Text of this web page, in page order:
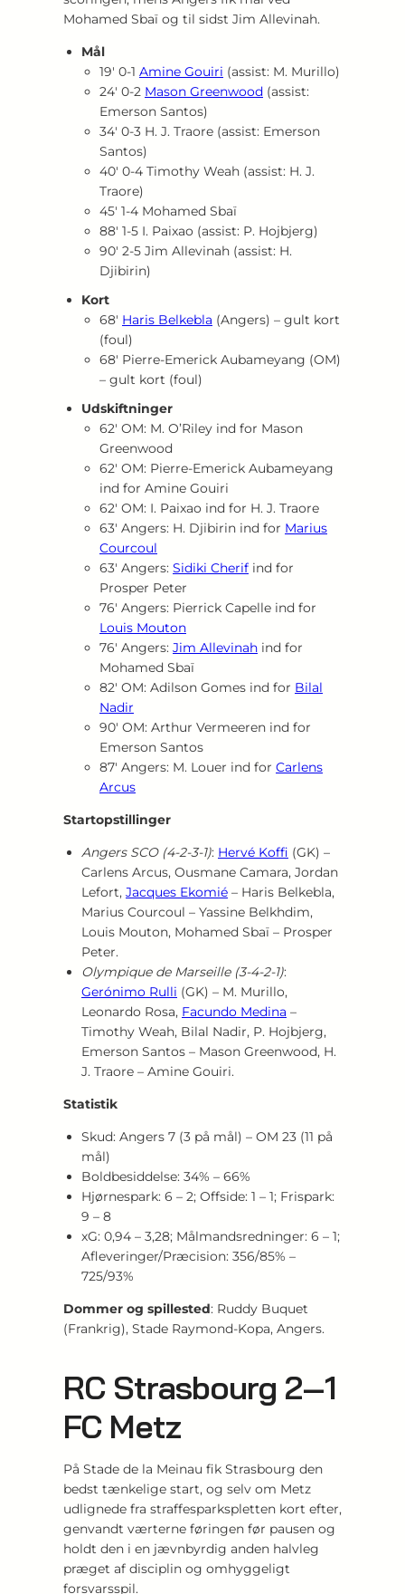
Mohamed Sbaï og til sidst Jim Allevinah.
Mål
19′ 0‑1 Amine Gouiri (assist: M. Murillo)
24′ 0‑2 Mason Greenwood (assist:
Emerson Santos)
34′ 0‑3 H. J. Traore (assist: Emerson
Santos)
40′ 0‑4 Timothy Weah (assist: H. J.
Traore)
45′ 1‑4 Mohamed Sbaï
88′ 1‑5 I. Paixao (assist: P. Hojbjerg)
90′ 2‑5 Jim Allevinah (assist: H.
Djibirin)
Kort
68′ Haris Belkebla (Angers) – gult kort
(foul)
68′ Pierre‑Emerick Aubameyang (OM)
– gult kort (foul)
Udskiftninger
62′ OM: M. O’Riley ind for Mason
Greenwood
62′ OM: Pierre‑Emerick Aubameyang
ind for Amine Gouiri
62′ OM: I. Paixao ind for H. J. Traore
63′ Angers: H. Djibirin ind for Marius
Courcoul
63′ Angers: Sidiki Cherif ind for
Prosper Peter
76′ Angers: Pierrick Capelle ind for
Louis Mouton
76′ Angers: Jim Allevinah ind for
Mohamed Sbaï
82′ OM: Adilson Gomes ind for Bilal
Nadir
90′ OM: Arthur Vermeeren ind for
Emerson Santos
87′ Angers: M. Louer ind for Carlens
Arcus
Startopstillinger
Angers SCO (4‑2‑3‑1): Hervé Koffi (GK) –
Carlens Arcus, Ousmane Camara, Jordan
Lefort, Jacques Ekomié – Haris Belkebla,
Marius Courcoul – Yassine Belkhdim,
Louis Mouton, Mohamed Sbaï – Prosper
Peter.
Olympique de Marseille (3‑4‑2‑1):
Gerónimo Rulli (GK) – M. Murillo,
Leonardo Rosa, Facundo Medina –
Timothy Weah, Bilal Nadir, P. Hojbjerg,
Emerson Santos – Mason Greenwood, H.
J. Traore – Amine Gouiri.
Statistik
Skud: Angers 7 (3 på mål) – OM 23 (11 på
mål)
Boldbesiddelse: 34% – 66%
Hjørnespark: 6 – 2; Offside: 1 – 1; Frispark:
9 – 8
xG: 0,94 – 3,28; Målmandsredninger: 6 – 1;
Afleveringer/Præcision: 356/85% –
725/93%
Dommer og spillested: Ruddy Buquet
(Frankrig), Stade Raymond‑Kopa, Angers.
RC Strasbourg 2‑1
FC Metz
På Stade de la Meinau fik Strasbourg den
bedst tænkelige start, og selv om Metz
udlignede fra straffesparkspletten kort efter,
genvandt værterne føringen før pausen og
holdt den i en jævnbyrdig anden halvleg
præget af disciplin og omhyggeligt
forsvarsspil.